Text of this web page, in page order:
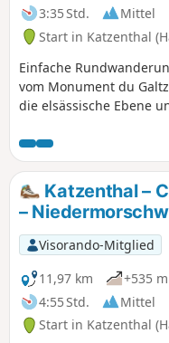
3:35 Std.
Mittel
Start in Katzenthal
Einfache
vom Monument du
die elsässische Ebene
ist es ein schöner
und den Schwarzwald.
Katzenthal –
–
Visorando-Mitglied
11,97 km
+535 m
4:55 Std.
Mittel
Start in Katzenthal